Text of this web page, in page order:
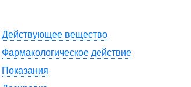
Действующее вещество
Фармакологическое действие
Показания